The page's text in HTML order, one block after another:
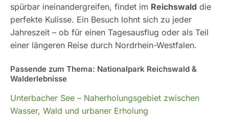
spürbar ineinandergreifen, findet im Reichswald die
perfekte Kulisse. Ein Besuch lohnt sich zu jeder
Jahreszeit – ob für einen Tagesausflug oder als Teil
einer längeren Reise durch Nordrhein-Westfalen.
Passende zum Thema: Nationalpark Reichswald &
Walderlebnisse
Unterbacher See – Naherholungsgebiet zwischen
Wasser, Wald und urbaner Erholung